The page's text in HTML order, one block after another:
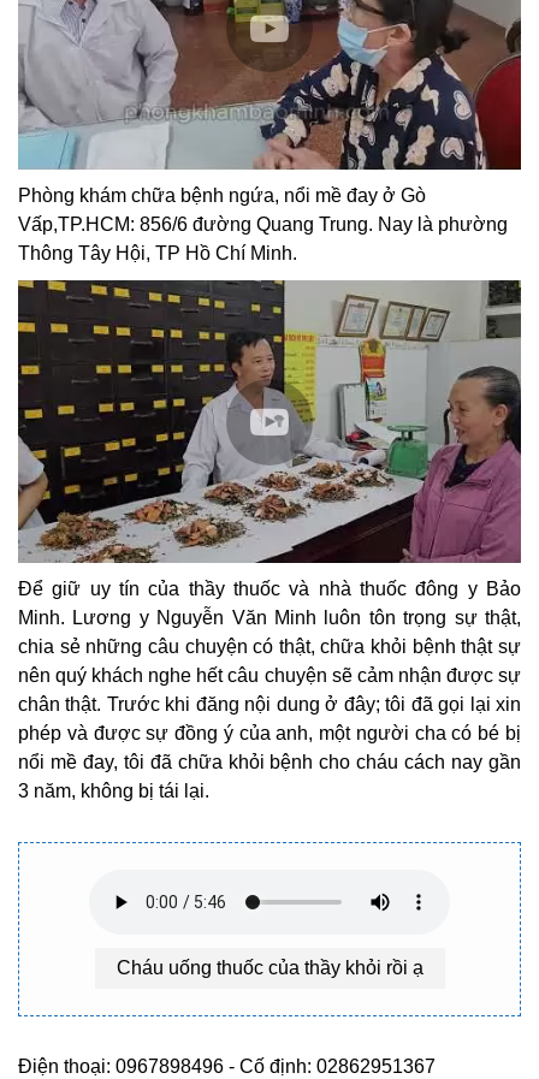
Phòng khám chữa bệnh ngứa, nổi mề đay ở Gò
Vấp,TP.HCM: 856/6 đường Quang Trung. Nay là phường
Thông Tây Hội, TP Hồ Chí Minh.
Để giữ uy tín của thầy thuốc và nhà thuốc đông y Bảo
Minh. Lương y Nguyễn Văn Minh luôn tôn trọng sự thật,
chia sẻ những câu chuyện có thật, chữa khỏi bệnh thật sự
nên quý khách nghe hết câu chuyện sẽ cảm nhận được sự
chân thật. Trước khi đăng nội dung ở đây; tôi đã gọi lại xin
phép và được sự đồng ý của anh, một người cha có bé bị
nổi mề đay, tôi đã chữa khỏi bệnh cho cháu cách nay gần
3 năm, không bị tái lại.
Cháu uống thuốc của thầy khỏi rồi ạ
Điện thoại: 0967898496 - Cố định: 02862951367